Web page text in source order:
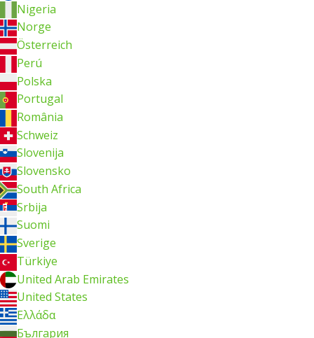
Nigeria
Norge
Österreich
Perú
Polska
Portugal
România
Schweiz
Slovenija
Slovensko
South Africa
Srbija
Suomi
Sverige
Türkiye
United Arab Emirates
United States
Ελλάδα
България